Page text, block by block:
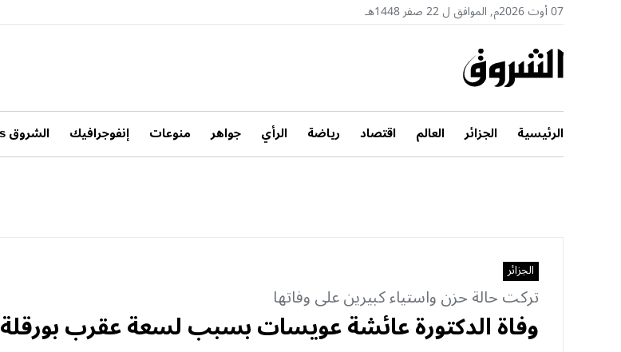
07 أوت 2026م, الموافق ل 22 صفر 1448هـ
الرئيسية الجزائر العالم اقتصاد رياضة الرأي جواهر منوعات إنفوجرافيك الشروق News
الجزائر
تركت حالة حزن واستياء كبيرين على وفاتها
وفاة الدكتورة عائشة عويسات بسبب لسعة عقرب بورقلة